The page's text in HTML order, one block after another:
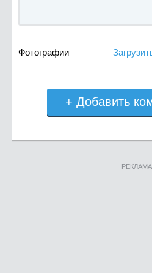
Фотографии
+ Добавить
РЕКЛАМА